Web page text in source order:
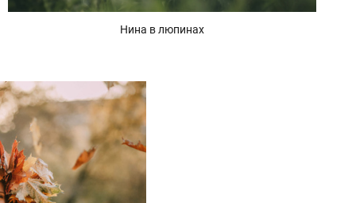
Нина в люпинах